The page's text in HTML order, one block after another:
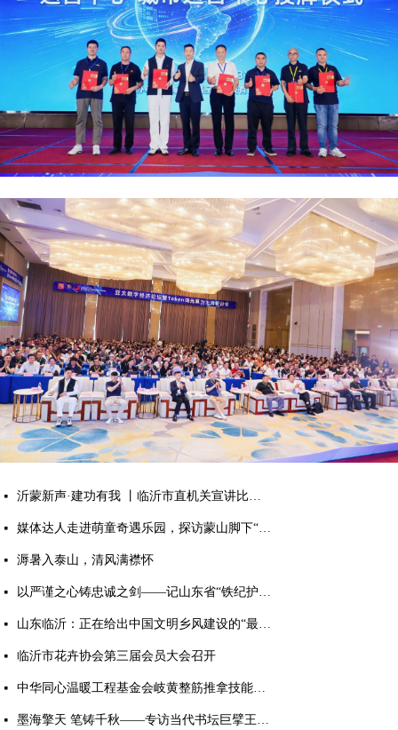
넷 沂蒙新声·建功有我 丨临沂市直机关宣讲比赛作品展演活动成功举行
넷 媒体达人走进萌童奇遇乐园，探访蒙山脚下“有温度的童话世界”
넷 溽暑入泰山，清风满襟怀
넷 以严谨之心铸忠诚之剑——记山东省“铁纪护航”先进个人、临沂市纪委监委第九审查调查室主任胡永亮
넷 山东临沂：正在给出中国文明乡风建设的“最美答案”
넷 临沂市花卉协会第三届会员大会召开
넷 中华同心温暖工程基金会岐黄整筋推拿技能培训项目顺利完成
넷 墨海擎天 笔铸千秋——专访当代书坛巨擘王杰宝